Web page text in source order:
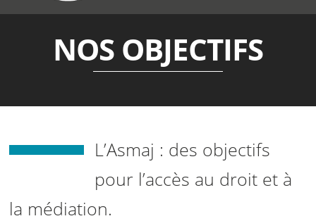
NOS OBJECTIFS
L’Asmaj : des objectifs
pour l’accès au droit et à
la médiation.